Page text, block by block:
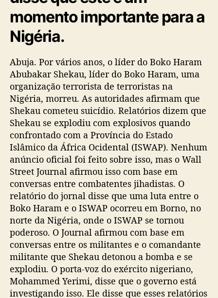
momento importante para a
Nigéria.
Abuja. Por vários anos, o líder do Boko Haram
Abubakar Shekau, líder do Boko Haram, uma
organização terrorista de terroristas na
Nigéria, morreu. As autoridades afirmam que
Shekau cometeu suicídio. Relatórios dizem que
Shekau se explodiu com explosivos quando
confrontado com a Província do Estado
Islâmico da África Ocidental (ISWAP). Nenhum
anúncio oficial foi feito sobre isso, mas o Wall
Street Journal afirmou isso com base em
conversas entre combatentes jihadistas. O
relatório do jornal disse que uma luta entre o
Boko Haram e o ISWAP ocorreu em Borno, no
norte da Nigéria, onde o ISWAP se tornou
poderoso. O Journal afirmou com base em
conversas entre os militantes e o comandante
militante que Shekau detonou a bomba e se
explodiu. O porta-voz do exército nigeriano,
Mohammed Yerimi, disse que o governo está
investigando isso. Ele disse que esses relatórios